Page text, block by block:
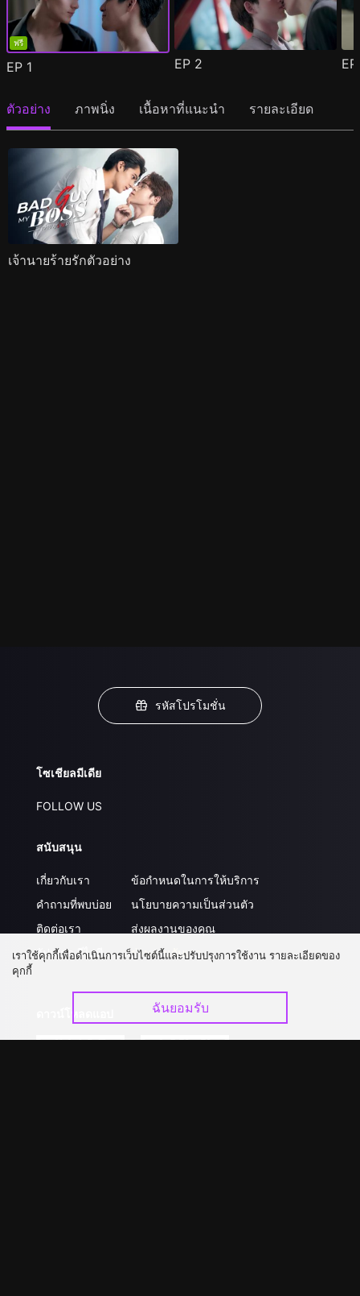
ฟรี
EP 1 EP 2
ตัวอย่าง ภาพนิ่ง เนื้อหาที่แนะนำ รายละเอียด
เจ้านายร้ายรักตัวอย่าง
รหัสโปรโมชั่น
โซเชียลมีเดีย
FOLLOW US
สนับสนุน
เกี่ยวกับเรา
คำถามที่พบบ่อย
ติดต่อเรา
อัปเกรด วีไอพี
ข้อกำหนดในการให้บริการ
นโยบายความเป็นส่วนตัว
ส่งผลงานของคุณ
ร่วมงานกับเรา
เราใช้คุกกี้เพื่อดำเนินการเว็บไซต์นี้และปรับปรุงการใช้งาน รายละเอียดของ
คุกกี้
ฉันยอมรับ